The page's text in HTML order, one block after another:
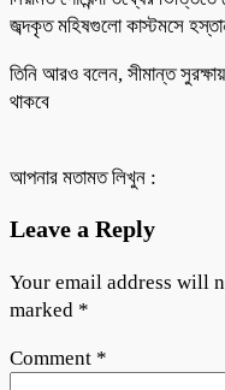
জব্দকৃত মহিষগুলো কাস্টমসে
তিনি আরও বলেন, সীমান্ত
থাকবে
আপনার মতামত লিখুন :
Leave a Reply
Your email address will
marked *
Comment *